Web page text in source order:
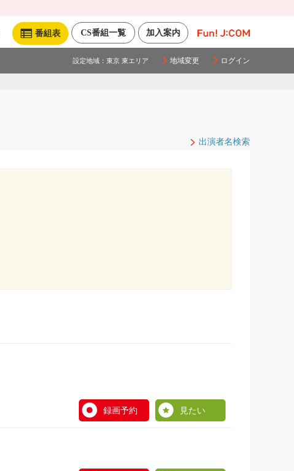
加入案内
CS番組一覧
番組表
設定地域： 東京 東エリア 地域変更 ログイン
出演者名検索
録画予約 見たい